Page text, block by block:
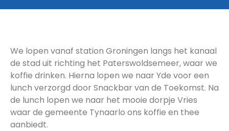
We lopen vanaf station Groningen langs het kanaal
de stad uit richting het Paterswoldsemeer, waar we
koffie drinken. Hierna lopen we naar Yde voor een
lunch verzorgd door Snackbar van de Toekomst. Na
de lunch lopen we naar het mooie dorpje Vries
waar de gemeente Tynaarlo ons koffie en thee
aanbiedt.